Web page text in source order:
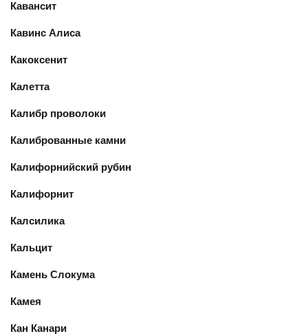
Кавансит
Кавинс Алиса
Какоксенит
Калетта
Калибр проволоки
Калиброванные камни
Калифорнийский рубин
Калифорнит
Калсилика
Кальцит
Камень Слокума
Камея
Кан Канари